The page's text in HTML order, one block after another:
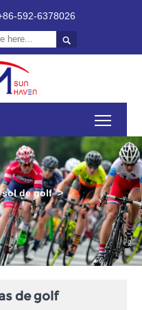
592-6378026

sol de golf >
de golf